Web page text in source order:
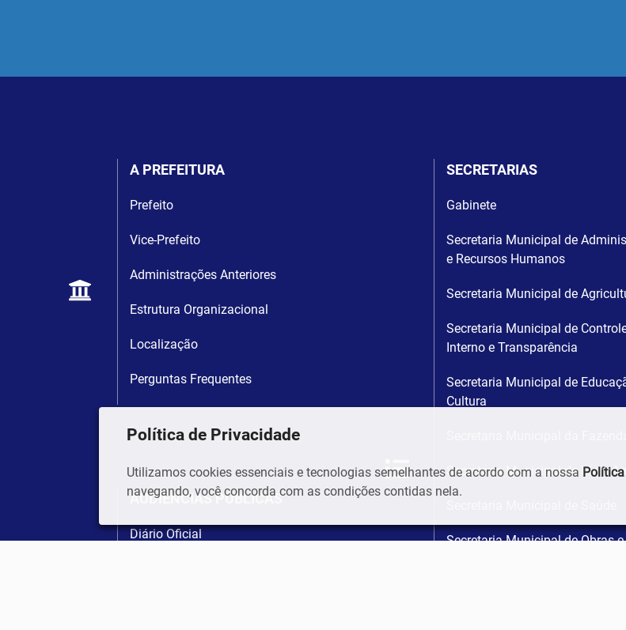
A PREFEITURA
Prefeito
Vice-Prefeito
Administrações Anteriores
Estrutura Organizacional
Localização
Perguntas Frequentes
AUDIÊNCIAS PÚBLICAS
Diário Oficial
SECRETARIAS
Gabinete
Secretaria Municipal de
e Recursos Humanos
Secretaria Municipal de
Secretaria Municipal de
Interno e Transparência
Secretaria Municipal de
Cultura
Secretaria Municipal de Meio
Secretaria Municipal de Obras e
Política de Privacidade
Utilizamos cookies essenciais e tecnologias semelhantes de acordo com a nossa
navegando, você concorda com as condições contidas nela.